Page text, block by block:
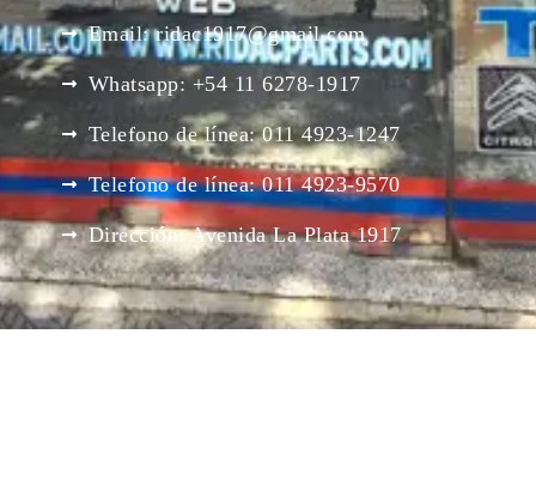
Email: ridac1917@gmail.com
Whatsapp: +54 11 6278-1917
Telefono de línea: 011 4923-1247
Telefono de línea: 011 4923-9570
Dirección: Avenida La Plata 1917